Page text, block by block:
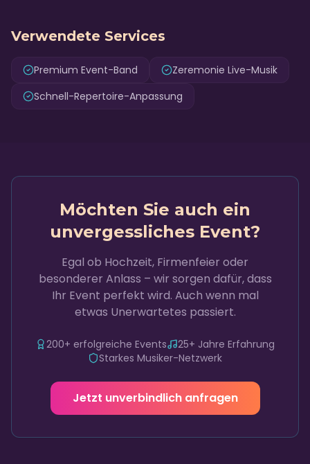
Verwendete Services
Premium Event-Band
Zeremonie Live-Musik
Schnell-Repertoire-Anpassung
Möchten Sie auch ein
unvergessliches Event?
Egal ob Hochzeit, Firmenfeier oder
besonderer Anlass – wir sorgen dafür, dass
Ihr Event perfekt wird. Auch wenn mal
etwas Unerwartetes passiert.
200+ erfolgreiche Events
25+ Jahre Erfahrung
Starkes Musiker-Netzwerk
Jetzt unverbindlich anfragen